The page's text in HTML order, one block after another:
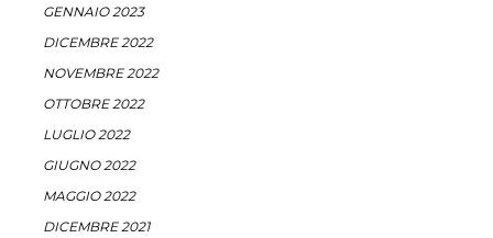
GENNAIO 2023
DICEMBRE 2022
NOVEMBRE 2022
OTTOBRE 2022
LUGLIO 2022
GIUGNO 2022
MAGGIO 2022
DICEMBRE 2021